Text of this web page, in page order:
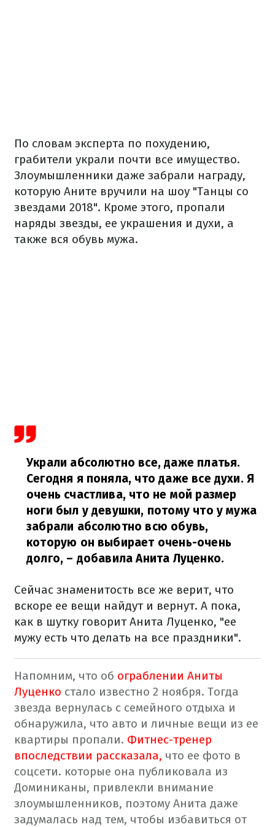
По словам эксперта по похудению,
грабители украли почти все имущество.
Злоумышленники даже забрали награду,
которую Аните вручили на шоу "Танцы со
звездами 2018". Кроме этого, пропали
наряды звезды, ее украшения и духи, а
также вся обувь мужа.
Украли абсолютно все, даже платья.
Сегодня я поняла, что даже все духи. Я
очень счастлива, что не мой размер
ноги был у девушки, потому что у мужа
забрали абсолютно всю обувь,
которую он выбирает очень-очень
долго, – добавила Анита Луценко.
Сейчас знаменитость все же верит, что
вскоре ее вещи найдут и вернут. А пока,
как в шутку говорит Анита Луценко, "ее
мужу есть что делать на все праздники".
Напомним, что об ограблении Аниты
Луценко стало известно 2 ноября. Тогда
звезда вернулась с семейного отдыха и
обнаружила, что авто и личные вещи из ее
квартиры пропали. Фитнес-тренер
впоследствии рассказала, что ее фото в
соцсети. которые она публиковала из
Доминиканы, привлекли внимание
злоумышленников, поэтому Анита даже
задумалась над тем, чтобы избавиться от